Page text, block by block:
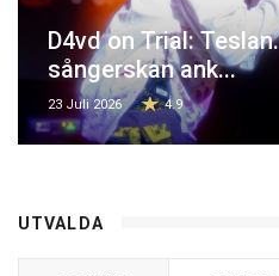
D4vd on Trial:
sångerskan ank...
23 Juli 2026 4.9
UTVALDA